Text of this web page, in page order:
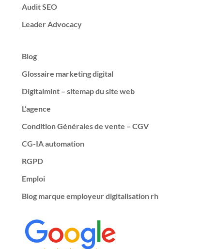
Audit SEO
Leader Advocacy
Blog
Glossaire marketing digital
Digitalmint – sitemap du site web
L’agence
Condition Générales de vente – CGV
CG-IA automation
RGPD
Emploi
Blog marque employeur digitalisation rh